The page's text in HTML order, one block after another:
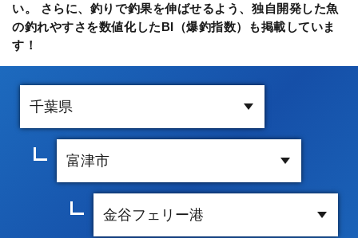
い。 さらに、釣りで釣果を伸ばせるよう、独自開発した魚
の釣れやすさを数値化したBI（爆釣指数）も掲載していま
す！